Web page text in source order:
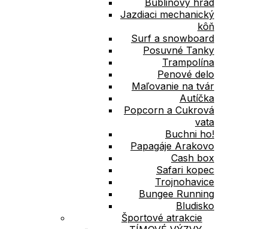
Bublinový hrad
Jazdiaci mechanický
kôň
Surf a snowboard
Posuvné Tanky
Trampolína
Penové delo
Maľovanie na tvár
Autíčka
Popcorn a Cukrová
vata
Buchni ho!
Papagáje Arakovo
Cash box
Safari kopec
Trojnohavice
Bungee Running
Bludisko
Športové atrakcie